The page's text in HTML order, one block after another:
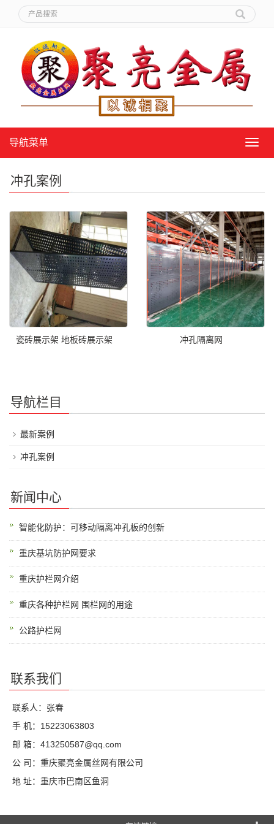
导
导航菜单
冲孔案例
瓷砖展示架 地板砖展示架 冲孔隔离网
导航栏目
最新案例
冲孔案例
新闻中心
智能化防护：可移动隔离冲孔板的创新
重庆基坑防护网要求
重庆护栏网介绍
重庆各种护栏网 围栏网的用途
公路护栏网
联系我们
联系人：张春
手 机：15223063803
邮 箱：413250587@qq.com
公 司：重庆聚亮金属丝网有限公司
地 址：重庆市巴南区鱼洞